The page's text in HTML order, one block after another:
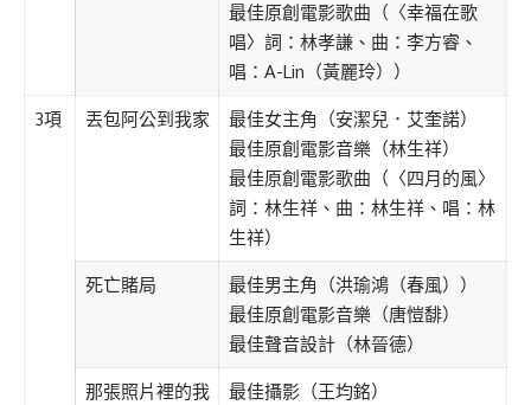
最佳原創電影歌曲（〈幸福在歌
唱〉詞：林孝謙、曲：李方睿、
唱：A-Lin（黃麗玲））
3項 丟包阿公到我家
最佳女主角（安潔兒．艾奎諾）
最佳原創電影音樂（林生祥）
最佳原創電影歌曲（〈四月的風〉
詞：林生祥、曲：林生祥、唱：林
生祥）
死亡賭局
最佳男主角（洪瑜鴻（春風））
最佳原創電影音樂（唐愷馡）
最佳聲音設計（林晉德）
那張照片裡的我
最佳攝影（王均銘）